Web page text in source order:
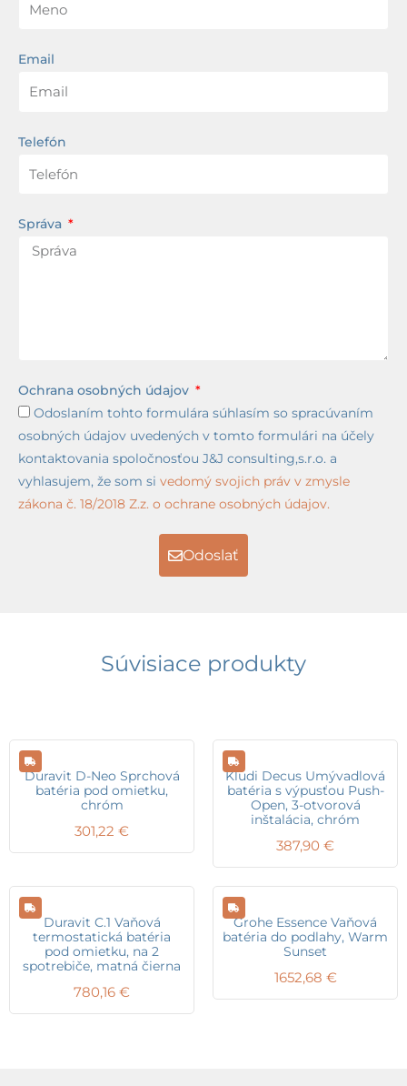
Email
Telefón
Správa
Ochrana osobných údajov
Odoslaním tohto formulára súhlasím so spracúvaním
osobných údajov uvedených v tomto formulári na účely
kontaktovania spoločnosťou J&J consulting,s.r.o. a
vyhlasujem, že som si vedomý svojich práv v zmysle
zákona č. 18/2018 Z.z. o ochrane osobných údajov.
Odoslať
Súvisiace produkty
Duravit D-Neo Sprchová
batéria pod omietku,
chróm
301,22 €
Kludi Decus Umývadlová
batéria s výpusťou Push-
Open, 3-otvorová
inštalácia, chróm
387,90 €
Duravit C.1 Vaňová
termostatická batéria
pod omietku, na 2
spotrebiče, matná čierna
780,16 €
Grohe Essence Vaňová
batéria do podlahy, Warm
Sunset
1652,68 €